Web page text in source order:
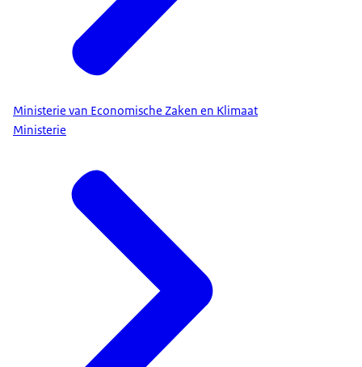
Ministerie van Economische Zaken en Klimaat
Ministerie